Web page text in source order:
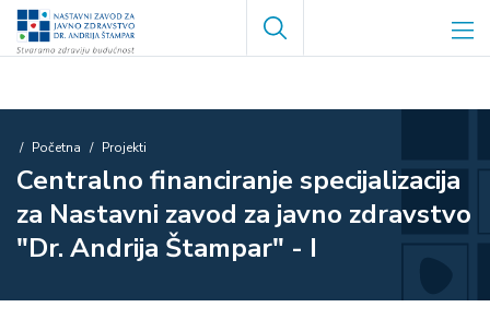
Skoči
Search
Breadcrumb
Početna Projekti
Centralno financiranje specijalizacija
za Nastavni zavod za javno zdravstvo
"Dr. Andrija Štampar" - I